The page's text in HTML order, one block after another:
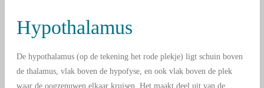
Hypothalamus
De hypothalamus (op de tekening het rode plekje) ligt schuin boven
de thalamus, vlak boven de hypofyse, en ook vlak boven de plek
waar de oogzenuwen elkaar kruisen. Het maakt deel uit van de